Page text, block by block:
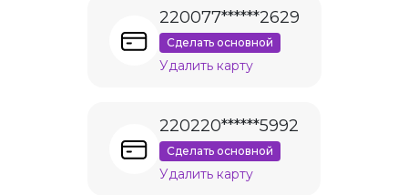
220077******2629
Сделать основной
Удалить карту
220220******5992
Сделать основной
Удалить карту